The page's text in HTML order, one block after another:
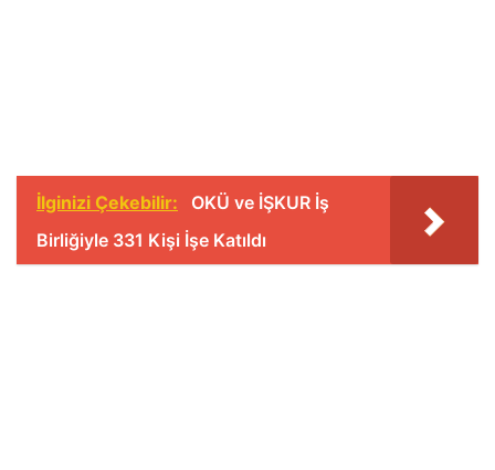
İlginizi Çekebilir:
OKÜ ve İŞKUR İş
Birliğiyle 331 Kişi İşe Katıldı